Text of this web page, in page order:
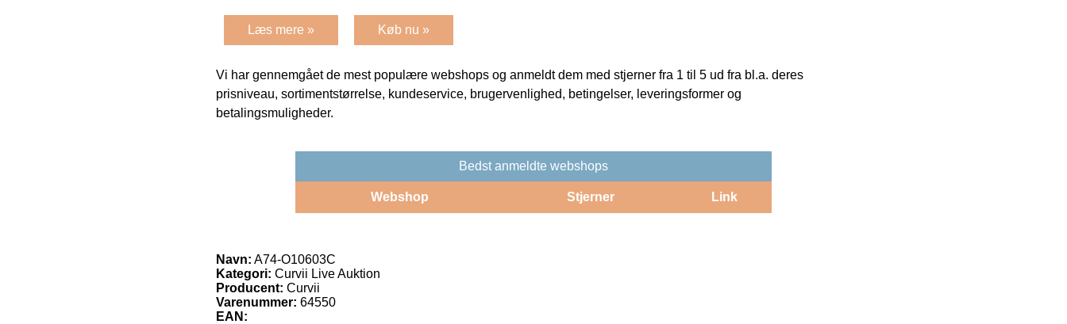
Læs mere » Køb nu »
Vi har gennemgået de mest populære webshops og anmeldt dem med stjerner fra 1 til 5 ud fra bl.a. deres
prisniveau, sortimentstørrelse, kundeservice, brugervenlighed, betingelser, leveringsformer og
betalingsmuligheder.
Bedst anmeldte webshops
Webshop Stjerner Link
Navn: A74-O10603C
Kategori: Curvii Live Auktion
Producent: Curvii
Varenummer: 64550
EAN: